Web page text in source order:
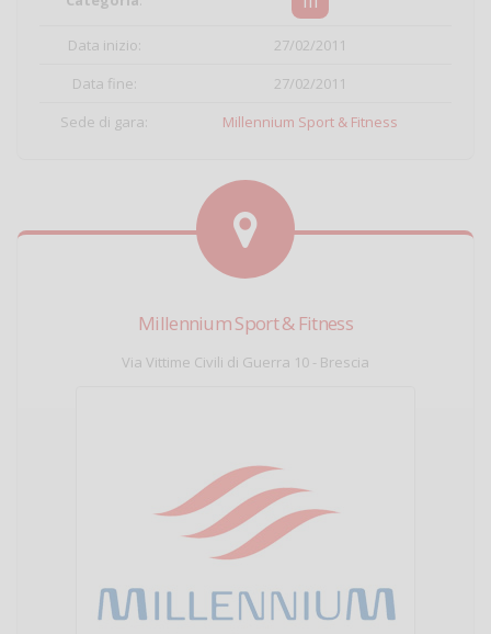
Data inizio:
27/02/2011
Data fine:
27/02/2011
Sede di gara:
Millennium Sport & Fitness
Millennium Sport & Fitness
Via Vittime Civili di Guerra 10 - Brescia